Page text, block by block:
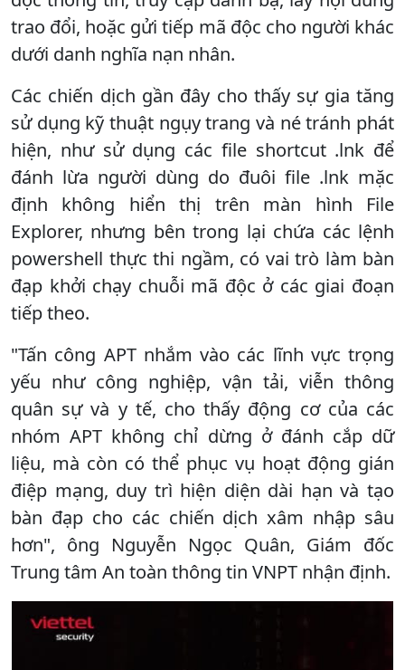
trao đổi, hoặc gửi tiếp mã độc cho người khác
dưới danh nghĩa nạn nhân.
Các chiến dịch gần đây cho thấy sự gia tăng
sử dụng kỹ thuật ngụy trang và né tránh phát
hiện, như sử dụng các file shortcut .lnk để
đánh lừa người dùng do đuôi file .lnk mặc
định không hiển thị trên màn hình File
Explorer, nhưng bên trong lại chứa các lệnh
powershell thực thi ngầm, có vai trò làm bàn
đạp khởi chạy chuỗi mã độc ở các giai đoạn
tiếp theo.
"Tấn công APT nhắm vào các lĩnh vực trọng
yếu như công nghiệp, vận tải, viễn thông
quân sự và y tế, cho thấy động cơ của các
nhóm APT không chỉ dừng ở đánh cắp dữ
liệu, mà còn có thể phục vụ hoạt động gián
điệp mạng, duy trì hiện diện dài hạn và tạo
bàn đạp cho các chiến dịch xâm nhập sâu
hơn", ông Nguyễn Ngọc Quân, Giám đốc
Trung tâm An toàn thông tin VNPT nhận định.